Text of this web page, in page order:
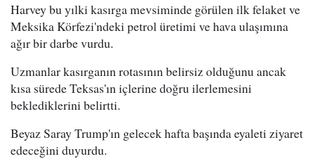
Harvey bu yılki kasırga mevsiminde görülen ilk felaket ve
Meksika Körfezi'ndeki petrol üretimi ve hava ulaşımına
ağır bir darbe vurdu.
Uzmanlar kasırganın rotasının belirsiz olduğunu ancak
kısa sürede Teksas'ın içlerine doğru ilerlemesini
beklediklerini belirtti.
Beyaz Saray Trump'ın gelecek hafta başında eyaleti ziyaret
edeceğini duyurdu.